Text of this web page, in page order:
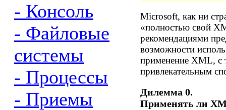
- Консоль
- Файловые
системы
- Процессы
- Приемы
Microsoft, как ни
«полностью свой
рекомендациями
возможности
применение XML, с
привлекательным
Дилемма 0.
Применять ли